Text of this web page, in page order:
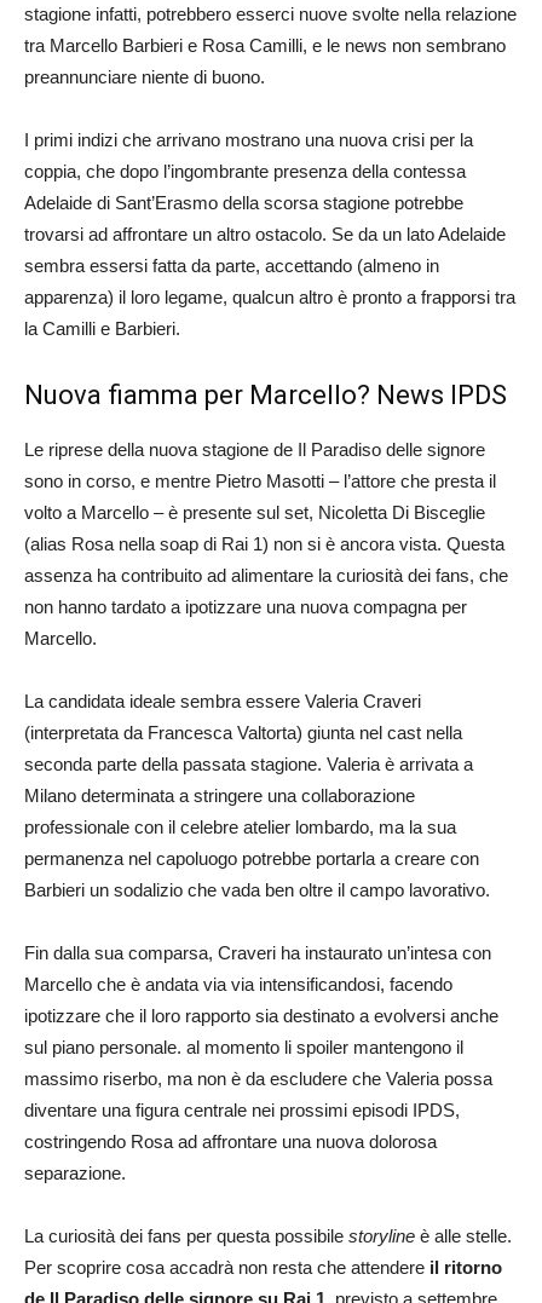
stagione infatti, potrebbero esserci nuove svolte nella relazione
tra Marcello Barbieri e Rosa Camilli, e le news non sembrano
preannunciare niente di buono.
I primi indizi che arrivano mostrano una nuova crisi per la
coppia, che dopo l’ingombrante presenza della contessa
Adelaide di Sant’Erasmo della scorsa stagione potrebbe
trovarsi ad affrontare un altro ostacolo. Se da un lato Adelaide
sembra essersi fatta da parte, accettando (almeno in
apparenza) il loro legame, qualcun altro è pronto a frapporsi tra
la Camilli e Barbieri.
Nuova fiamma per Marcello? News IPDS
Le riprese della nuova stagione de Il Paradiso delle signore
sono in corso, e mentre Pietro Masotti – l’attore che presta il
volto a Marcello – è presente sul set, Nicoletta Di Bisceglie
(alias Rosa nella soap di Rai 1) non si è ancora vista. Questa
assenza ha contribuito ad alimentare la curiosità dei fans, che
non hanno tardato a ipotizzare una nuova compagna per
Marcello.
La candidata ideale sembra essere Valeria Craveri
(interpretata da Francesca Valtorta) giunta nel cast nella
seconda parte della passata stagione. Valeria è arrivata a
Milano determinata a stringere una collaborazione
professionale con il celebre atelier lombardo, ma la sua
permanenza nel capoluogo potrebbe portarla a creare con
Barbieri un sodalizio che vada ben oltre il campo lavorativo.
Fin dalla sua comparsa, Craveri ha instaurato un’intesa con
Marcello che è andata via via intensificandosi, facendo
ipotizzare che il loro rapporto sia destinato a evolversi anche
sul piano personale. al momento li spoiler mantengono il
massimo riserbo, ma non è da escludere che Valeria possa
diventare una figura centrale nei prossimi episodi IPDS,
costringendo Rosa ad affrontare una nuova dolorosa
separazione.
La curiosità dei fans per questa possibile storyline è alle stelle.
Per scoprire cosa accadrà non resta che attendere il ritorno
de Il Paradiso delle signore su Rai 1
, previsto a settembre